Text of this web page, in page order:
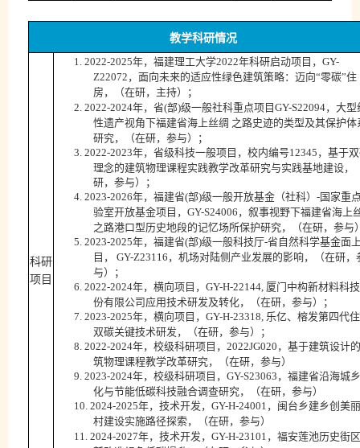
教学科研情况
科研
项目
1. 2022-2025年，福建理工大学2022年科研启动项目， GY-
Z22072 ，面向未来的适应性绿色建筑策略：迈向“零碳”住
房，（在研，主持）；
2. 2022-2024年，省(部)级一般社科重点项目GY-S22094，大型
性遗产视角下福建省海上丝绸 之路史迹的类型及其保护体
研究，（在研，参与）；
3. 2022-2023年，省级科技一般项目，校内编号12345 ，基于
理念的建筑物理课程实践教学改革研究与实践基地建设，
研，参与）；
4. 2023-2026年，福建省(部)级一般开放基金（社科） -国家重
验室开放基金项目， GY-S24006 ，叙事视野下福建省海上
之路港口型历史地段的记忆场所保护研究，（在研，参与
5. 2023-2025年，福建省(部)级一般科技厅-省自然科学基金面
目，
GY-Z23116 ，机场对陆侧产业发展的影响，（在研，
与）；
6. 2022-2024年，横向项目， GY-H-22144, 厦门中构新材料科
份有限公司应用技术研发及转化，（在研，参与）；
7. 2023-2025年，横向项目， GY-H-23318, 乐亿、榕发第四代
双碳关键技术研发，（在研，参与）；
8. 2022-2024年，校级科研项目， 2022JG020 ，基于建筑设计
筑物理课程教学改革研究，（在研，参与）
9. 2023-2024年，校级科研项目， GY-S23063 ，福建省沿海城
化与节能低碳科技融合调查研究，（在研，参与）
10. 2024-2025年，技术开发， GY-H-24001 ，闽台乡建乡创美
村建设实施路径探索，（在研，参与）
11. 2024-2027年，技术开发， GY-H-23101 ，福安莲池历史街